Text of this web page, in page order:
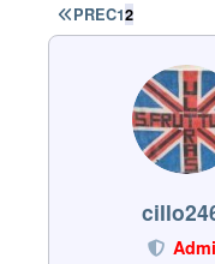
PRIMA PAGINA
PREC12